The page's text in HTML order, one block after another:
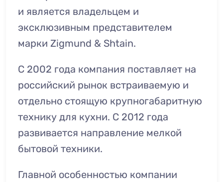
и является владельцем и
эксклюзивным представителем
марки Zigmund & Shtain.
С 2002 года компания поставляет на
российский рынок встраиваемую и
отдельно стоящую крупногабаритную
технику для кухни. С 2012 года
развивается направление мелкой
бытовой техники.
Главной особенностью компании